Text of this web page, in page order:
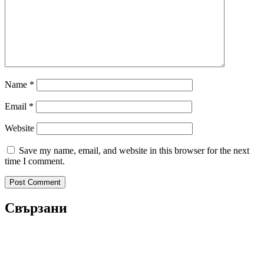
Name *
Email *
Website
Save my name, email, and website in this browser for the next
time I comment.
Свързани